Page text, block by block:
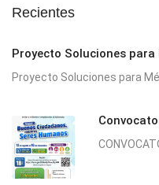
Recientes
Proyecto Soluciones para
Proyecto Soluciones para